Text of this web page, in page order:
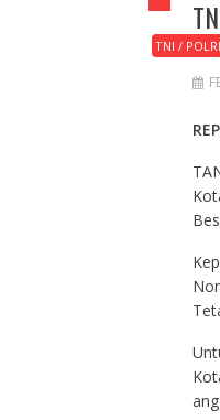
TNI / POLRI